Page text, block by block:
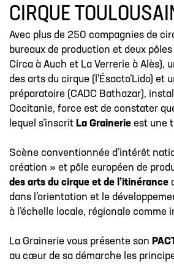
CIRQUE
Avec plus de 250 compagnies de
bureaux de production et deux
Circa à Auch et La Verrerie à Alès),
des arts du cirque (l’Ésacto’Lido) et
préparatoire (CADC Bathazar),
Occitanie, force est de constater
lequel s’inscrit La Grainerie est une
Scène conventionnée d’intérêt
création » et pôle européen de
des arts du cirque et de l’itinérance
dans l’orientation et le
à l’échelle locale, régionale comme
La Grainerie vous présente son
au cœur de sa démarche les